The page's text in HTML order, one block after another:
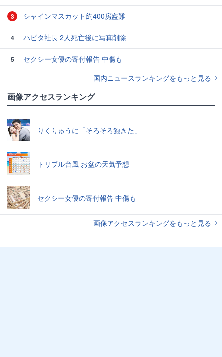
3 シャインマスカット約400房盗難
4 ハビタ社長 2人死亡後に写真削除
5
セクシー女優の寄付報告 中傷も
国内ニュースランキングをもっと見る
画像アクセスランキング
りくりゅうに「そろそろ飽きた」
トリプル台風 お盆の天気予想
セクシー女優の寄付報告 中傷も
画像アクセスランキングをもっと見る